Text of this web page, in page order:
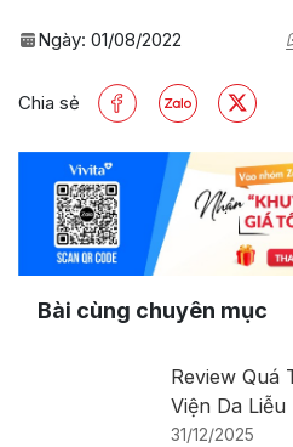
Ngày: 01/08/2022
Chia sẻ
Bài cùng chuyên mục
Review Quá
Viện Da
31/12/2025